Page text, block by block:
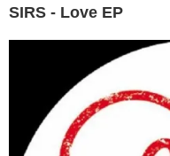
SIRS - Love EP